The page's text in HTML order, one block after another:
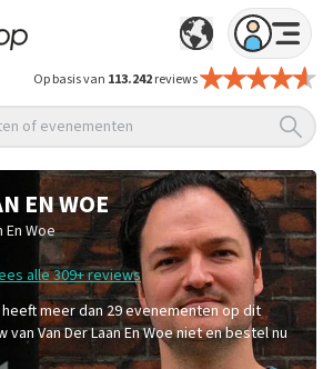
Op basis van 113.242reviews
of evenementen
EN WOE
En Woe
alle 309+ reviews
heeft meer dan 29 evenementen op dit
Van Der Laan En Woe niet en bestel nu